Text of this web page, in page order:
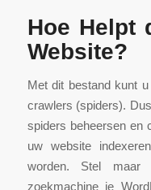
Hoe Helpt
Website?
Met dit bestand kunt
crawlers (spiders).
spiders beheersen en
uw website
worden. Stel
zoekmachine je